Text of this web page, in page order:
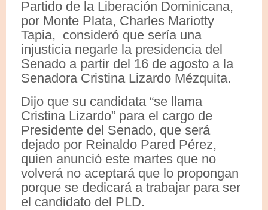
Partido de la Liberación Dominicana,
por Monte Plata, Charles Mariotty
Tapia, consideró que sería una
injusticia negarle la presidencia del
Senado a partir del 16 de agosto a la
Senadora Cristina Lizardo Mézquita.
Dijo que su candidata “se llama
Cristina Lizardo” para el cargo de
Presidente del Senado, que será
dejado por Reinaldo Pared Pérez,
quien anunció este martes que no
volverá no aceptará que lo propongan
porque se dedicará a trabajar para ser
el candidato del PLD.